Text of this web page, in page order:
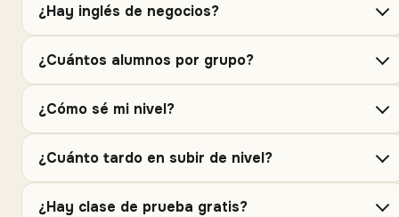
¿Hay inglés de negocios?
¿Cuántos alumnos por grupo?
¿Cómo sé mi nivel?
¿Cuánto tardo en subir de nivel?
¿Hay clase de prueba gratis?